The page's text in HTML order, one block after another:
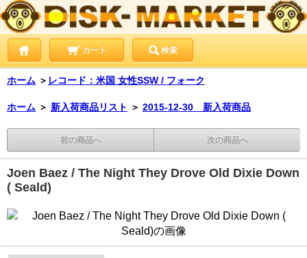
カート 検索
ホーム ＞ レコード：米国 女性SSW / フォーク
ホーム ＞ 新入荷商品リスト ＞ 2015-12-30 新入荷商品
前の商品へ 次の商品へ
Joen Baez / The Night They Drove Old Dixie Down
( Seald)